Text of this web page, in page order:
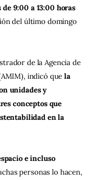
9:00 a 13:00 horas
del último domingo
de la Agencia de
indicó que la
unidades y
conceptos que
en la
e incluso
personas lo hacen,